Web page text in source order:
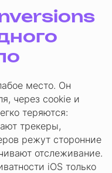
место. Он
через cookie и
теряются:
трекеры,
режут сторонние
отслеживание.
iOS только